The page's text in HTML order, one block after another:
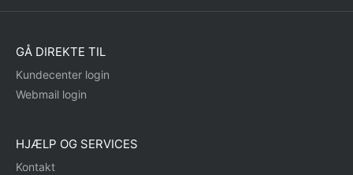
GÅ DIREKTE TIL
Kundecenter login
Webmail login
HJÆLP OG SERVICES
Kontakt